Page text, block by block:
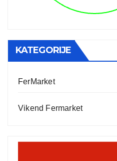
KATEGORIJE
FerMarket
Vikend Fermarket